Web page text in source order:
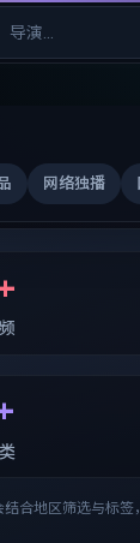
网络独播
结合地区筛选与标签